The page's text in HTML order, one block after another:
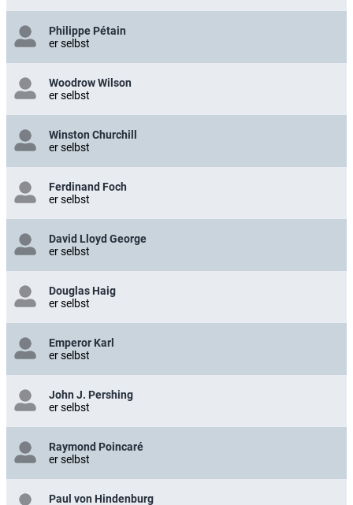
Philippe Pétain
er selbst
Woodrow Wilson
er selbst
Winston Churchill
er selbst
Ferdinand Foch
er selbst
David Lloyd George
er selbst
Douglas Haig
er selbst
Emperor Karl
er selbst
John J. Pershing
er selbst
Raymond Poincaré
er selbst
Paul von Hindenburg